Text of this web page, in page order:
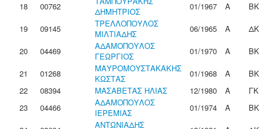
18
00762
ΔΗΜΗΤΡΙΟΣ
01/1967 Α
ΒΚ
19
09145
ΤΡΕΛΛΟΠΟΥΛΟΣ
ΜΙΛΤΙΑΔΗΣ
06/1965 Α
ΔΚ
20
04469
ΑΔΑΜΟΠΟΥΛΟΣ
ΓΕΩΡΓΙΟΣ
01/1970 Α
ΒΚ
21
01268
ΜΑΥΡΟΜΟΥΣΤΑΚΑΚΗΣ
ΚΩΣΤΑΣ
01/1968 Α
ΒΚ
22
08394 ΜΑΣΑΒΕΤΑΣ ΗΛΙΑΣ 12/1980 Α
ΓΚ
23
04466
ΑΔΑΜΟΠΟΥΛΟΣ
ΙΕΡΕΜΙΑΣ
01/1974 Α
ΒΚ
ΑΝΤΩΝΙΑΔΗΣ